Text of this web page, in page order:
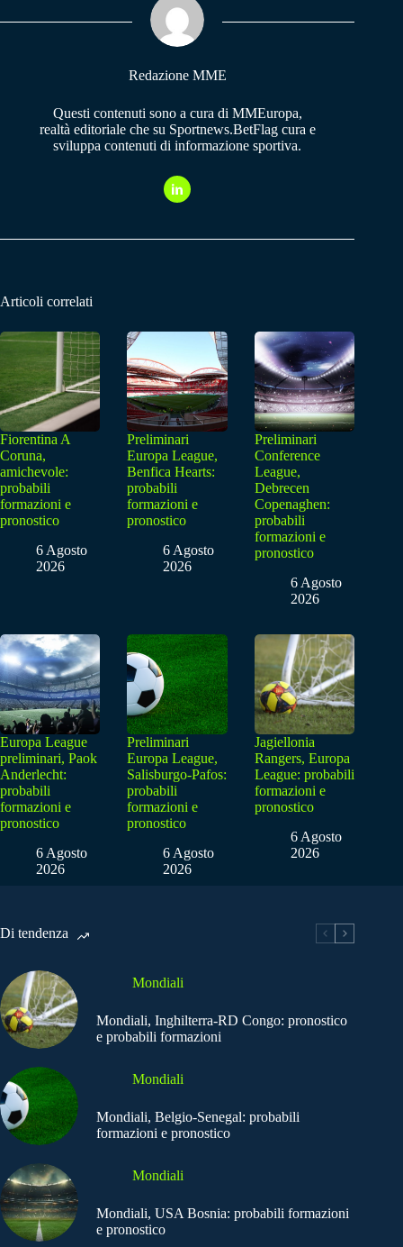
pp m
Redazione MME
Questi contenuti sono a cura di MMEuropa,
realtà editoriale che su Sportnews.BetFlag cura e
sviluppa contenuti di informazione sportiva.
Articoli correlati
Fiorentina A
Coruna,
amichevole:
probabili
formazioni e
pronostico
6 Agosto
2026
Preliminari
Europa League,
Benfica Hearts:
probabili
formazioni e
pronostico
6 Agosto
2026
Preliminari
Conference
League,
Debrecen
Copenaghen:
probabili
formazioni e
pronostico
6 Agosto
2026
Europa League
preliminari, Paok
Anderlecht:
probabili
formazioni e
pronostico
6 Agosto
2026
Preliminari
Europa League,
Salisburgo-Pafos:
probabili
formazioni e
pronostico
6 Agosto
2026
Jagiellonia
Rangers, Europa
League: probabili
formazioni e
pronostico
6 Agosto
2026
Di tendenza
Mondiali
Mondiali, Inghilterra-RD Congo: pronostico
e probabili formazioni
Mondiali
Mondiali, Belgio-Senegal: probabili
formazioni e pronostico
Mondiali
Mondiali, USA Bosnia: probabili formazioni
e pronostico